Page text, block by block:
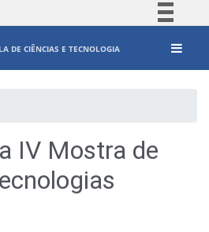
Canais
DE CIÊNCIAS E TECNOLOGIA
IV Mostra de